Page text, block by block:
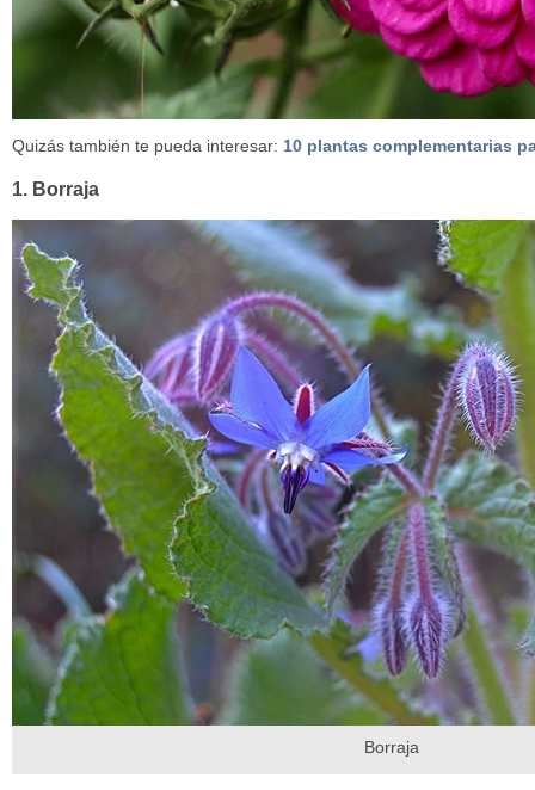
Quizás también te pueda interesar: 10 plantas complementarias
1. Borraja
Borraja